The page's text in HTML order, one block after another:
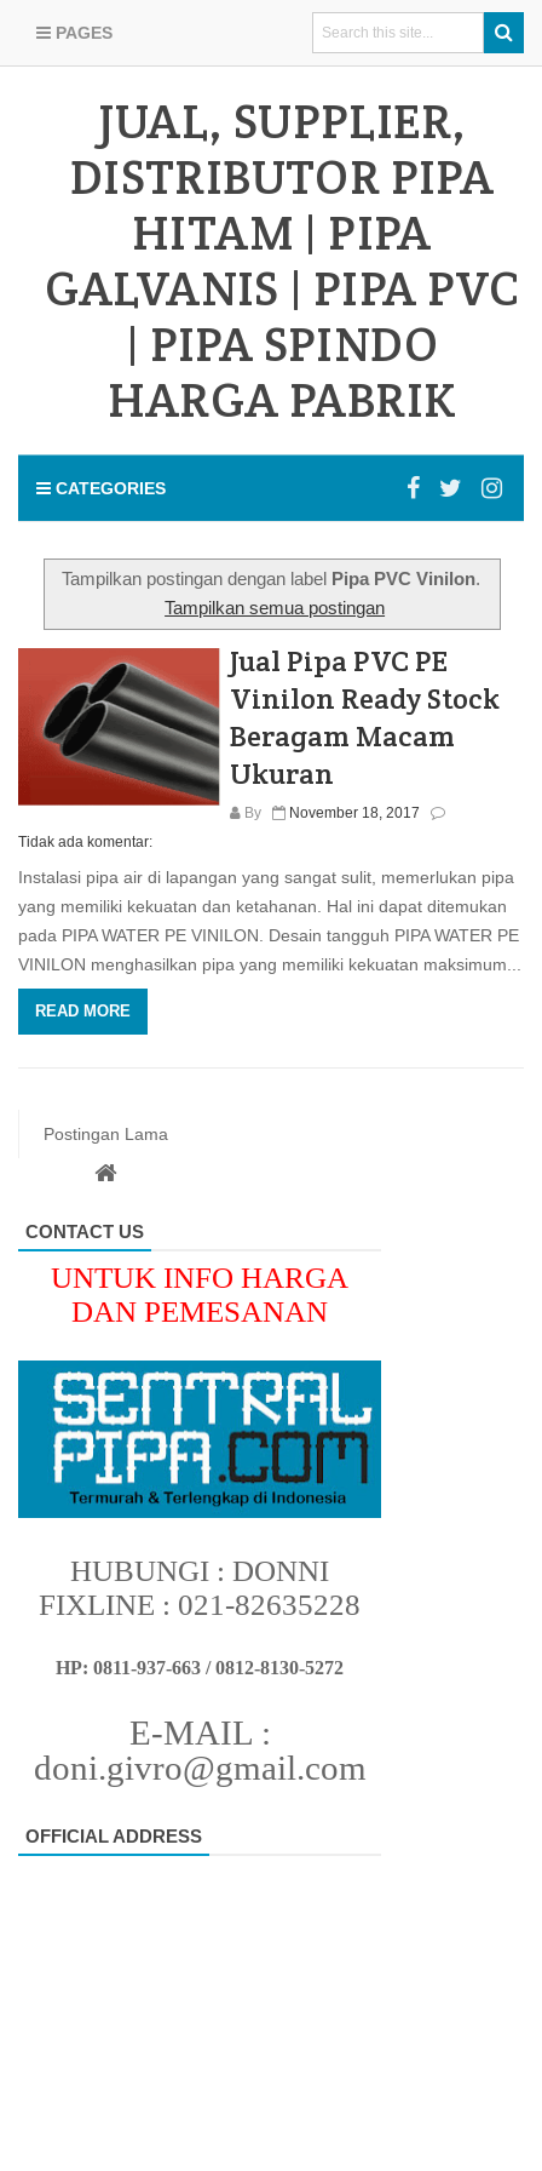
PAGES
JUAL, SUPPLIER,
DISTRIBUTOR PIPA
HITAM | PIPA
GALVANIS | PIPA PVC
| PIPA SPINDO
HARGA PABRIK
CATEGORIES
Tampilkan postingan dengan label Pipa PVC Vinilon.
Tampilkan semua postingan
Jual Pipa PVC PE
Vinilon Ready Stock
Beragam Macam
Ukuran
By
November 18, 2017
Tidak ada komentar:
Instalasi pipa air di lapangan yang sangat sulit, memerlukan pipa
yang memiliki kekuatan dan ketahanan. Hal ini dapat ditemukan
pada PIPA WATER PE VINILON. Desain tangguh PIPA WATER PE
VINILON menghasilkan pipa yang memiliki kekuatan maksimum...
READ MORE
Postingan Lama
CONTACT US
UNTUK INFO HARGA
DAN PEMESANAN
HUBUNGI : DONNI
FIXLINE : 021-82635228
HP: 0811-937-663 / 0812-8130-5272
E-MAIL :
doni.givro@gmail.com
OFFICIAL ADDRESS